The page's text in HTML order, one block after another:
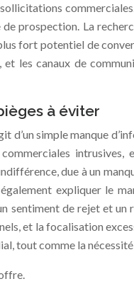
prospection. La
fort potentiel de
les canaux de
à éviter
d’un simple manque
due à un
expliquer le
de rejet et un
et la focalisation
tout comme la